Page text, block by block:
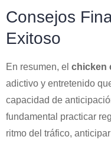
Consejos
Exitoso
En resumen, el chicken
adictivo y entretenido
capacidad de
fundamental practicar
ritmo del tráfico,